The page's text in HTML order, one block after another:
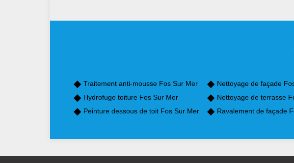
Traitement anti-mousse Fos Sur Mer
Hydrofuge toiture Fos Sur Mer
Peinture dessous de toit Fos Sur Mer
Nettoyage de façade
Nettoyage de terrasse
Ravalement de façade